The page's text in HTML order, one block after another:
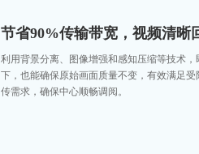
节省90%传输带宽，视频清晰
利用背景分离、图像增强和感知压缩等技术，
下，也能确保原始画面质量不变，有效满足受
传需求，确保中心顺畅调阅。